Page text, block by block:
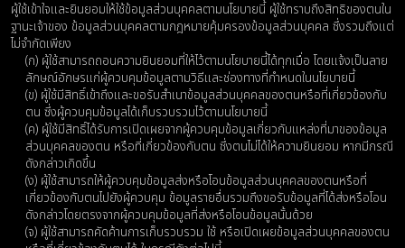
ผู้ใช้เข้าใจและยินยอมให้ใช้ข้อมูลส่วนบุคคลตามนโยบายนี้ ผู้ใช้ทราบถึงสิทธิของตนใน
ฐานะเจ้าของ ข้อมูลส่วนบุคคลตามกฎหมายคุ้มครองข้อมูลส่วนบุคคล ซึ่งรวมถึงแต่
ไม่จำกัดเพียง
(ก) ผู้ใช้สามารถถอนความยินยอมที่ให้ไว้ตามนโยบายนี้ได้ทุกเมื่อ โดยแจ้งเป็นลาย
ลักษณ์อักษรแก่ผู้ควบคุมข้อมูลตามวิธีและช่องทางที่กำหนดในนโยบายนี้
(ข) ผู้ใช้มีสิทธิ์เข้าถึงและขอรับสำเนาข้อมูลส่วนบุคคลของตนหรือที่เกี่ยวข้องกับ
ตน ซึ่งผู้ควบคุมข้อมูลได้เก็บรวบรวมไว้ตามนโยบายนี้
(ค) ผู้ใช้มีสิทธิ์ได้รับการเปิดเผยจากผู้ควบคุมข้อมูลเกี่ยวกับแหล่งที่มาของข้อมูล
ส่วนบุคคลของตน หรือที่เกี่ยวข้องกับตน ซึ่งตนไม่ได้ให้ความยินยอม หากมีกรณี
ดังกล่าวเกิดขึ้น
(ง) ผู้ใช้สามารถให้ผู้ควบคุมข้อมูลส่งหรือโอนข้อมูลส่วนบุคคลของตนหรือที่
เกี่ยวข้องกับตนไปยังผู้ควบคุม ข้อมูลรายอื่นรวมถึงขอรับข้อมูลที่ได้ส่งหรือโอน
ดังกล่าวโดยตรงจากผู้ควบคุมข้อมูลที่ส่งหรือโอนข้อมูลนั้นด้วย
(จ) ผู้ใช้สามารถคัดค้านการเก็บรวบรวม ใช้ หรือเปิดเผยข้อมูลส่วนบุคคลของตน